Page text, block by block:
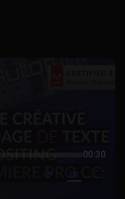
00:30
mute video
Subtitles